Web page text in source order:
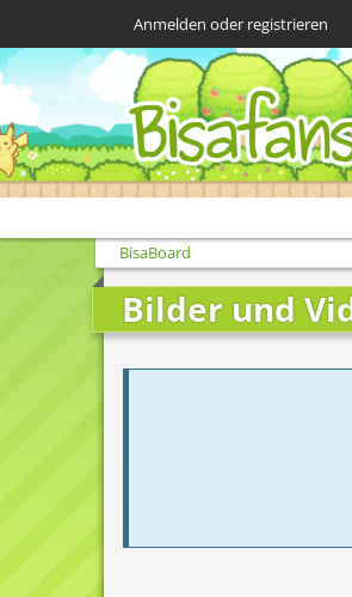
Anmelden oder registrieren
BisaBoard
Bilder und